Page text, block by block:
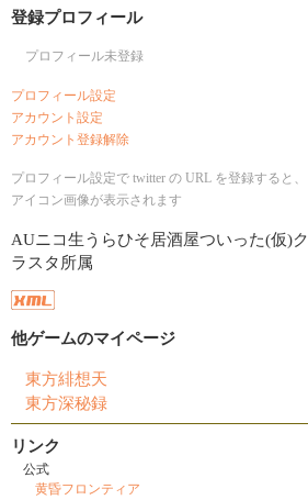
登録プロフィール
プロフィール未登録
プロフィール設定
アカウント設定
アカウント登録解除
プロフィール設定で twitter の URL を登録すると、
アイコン画像が表示されます
AUニコ生うらひそ居酒屋ついった(仮)ク
ラスタ所属
他ゲームのマイページ
東方緋想天
東方深秘録
リンク
公式
黄昏フロンティア